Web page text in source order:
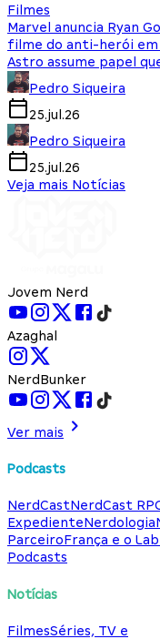
Filmes
Marvel anuncia Ryan
filme do anti-herói em
Astro assume papel
Pedro Siqueira
25.jul.26
Pedro Siqueira
25.jul.26
Veja mais Notícias
Jovem Nerd
Azaghal
NerdBunker
Ver mais
Podcasts
NerdCastNerdCast
ExpedienteNerdologia
ParceiroFrança e o
Podcasts
Notícias
FilmesSéries, TV e